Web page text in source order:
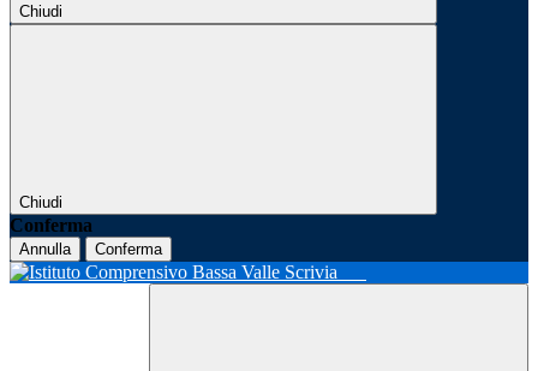
Chiudi
Chiudi
Conferma
Annulla Conferma